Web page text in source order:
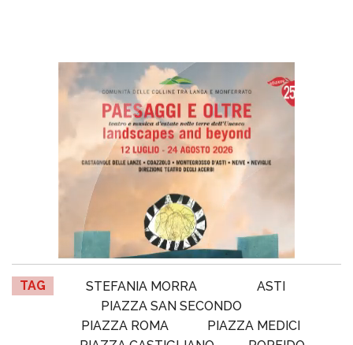
TAG STEFANIA MORRA
ASTI
PIAZZA SAN SECONDO
PIAZZA ROMA
PIAZZA MEDICI